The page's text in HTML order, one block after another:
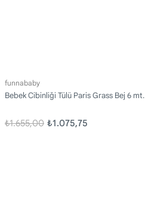
funnababy
Bebek Cibinliği Tülü Paris Grass Bej 6 mt.
₺1.075,75
₺1.655,00